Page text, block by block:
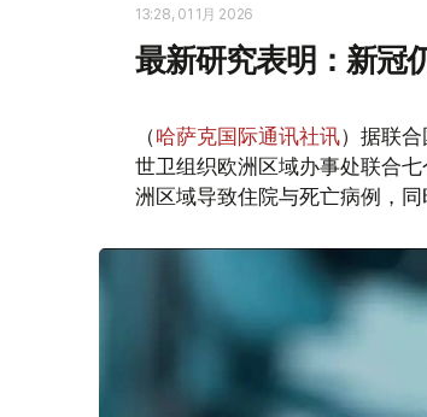
13:28, 01 1月 2026
最新研究表明：新冠
（哈萨克国际通讯社讯）据联
世卫组织欧洲区域办事处联合
洲区域导致住院与死亡病例，